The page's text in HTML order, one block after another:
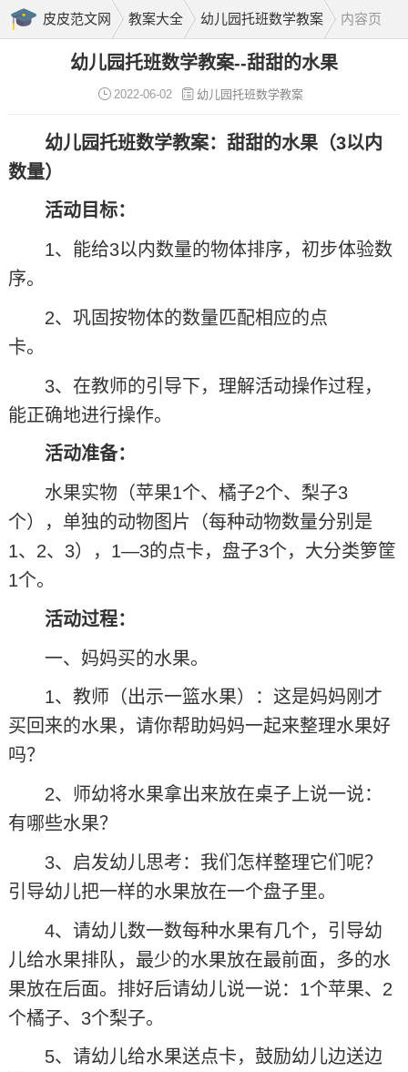
皮皮范文网 教案大全 幼儿园托班数学教案 内容页
幼儿园托班数学教案--甜甜的水果
2022-06-02 幼儿园托班数学教案
幼儿园托班数学教案：甜甜的水果（3以内
数量）
活动目标：
1、能给3以内数量的物体排序，初步体验数
序。
2、巩固按物体的数量匹配相应的点
卡。
3、在教师的引导下，理解活动操作过程，
能正确地进行操作。
活动准备：
水果实物（苹果1个、橘子2个、梨子3
个），单独的动物图片（每种动物数量分别是
1、2、3），1—3的点卡，盘子3个，大分类箩筐
1个。
活动过程：
一、妈妈买的水果。
1、教师（出示一篮水果）：这是妈妈刚才
买回来的水果，请你帮助妈妈一起来整理水果好
吗？
2、师幼将水果拿出来放在桌子上说一说：
有哪些水果？
3、启发幼儿思考：我们怎样整理它们呢？
引导幼儿把一样的水果放在一个盘子里。
4、请幼儿数一数每种水果有几个，引导幼
儿给水果排队，最少的水果放在最前面，多的水
果放在后面。排好后请幼儿说一说：1个苹果、2
个橘子、3个梨子。
5、请幼儿给水果送点卡，鼓励幼儿边送边